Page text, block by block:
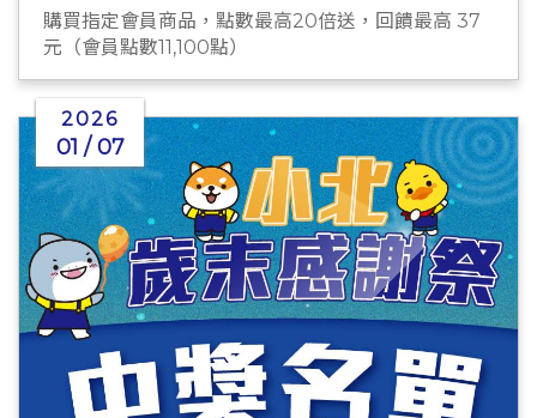
購買指定會員商品，點數最高20倍送，回饋最高 37
元（會員點數11,100點）
2026
01 / 07